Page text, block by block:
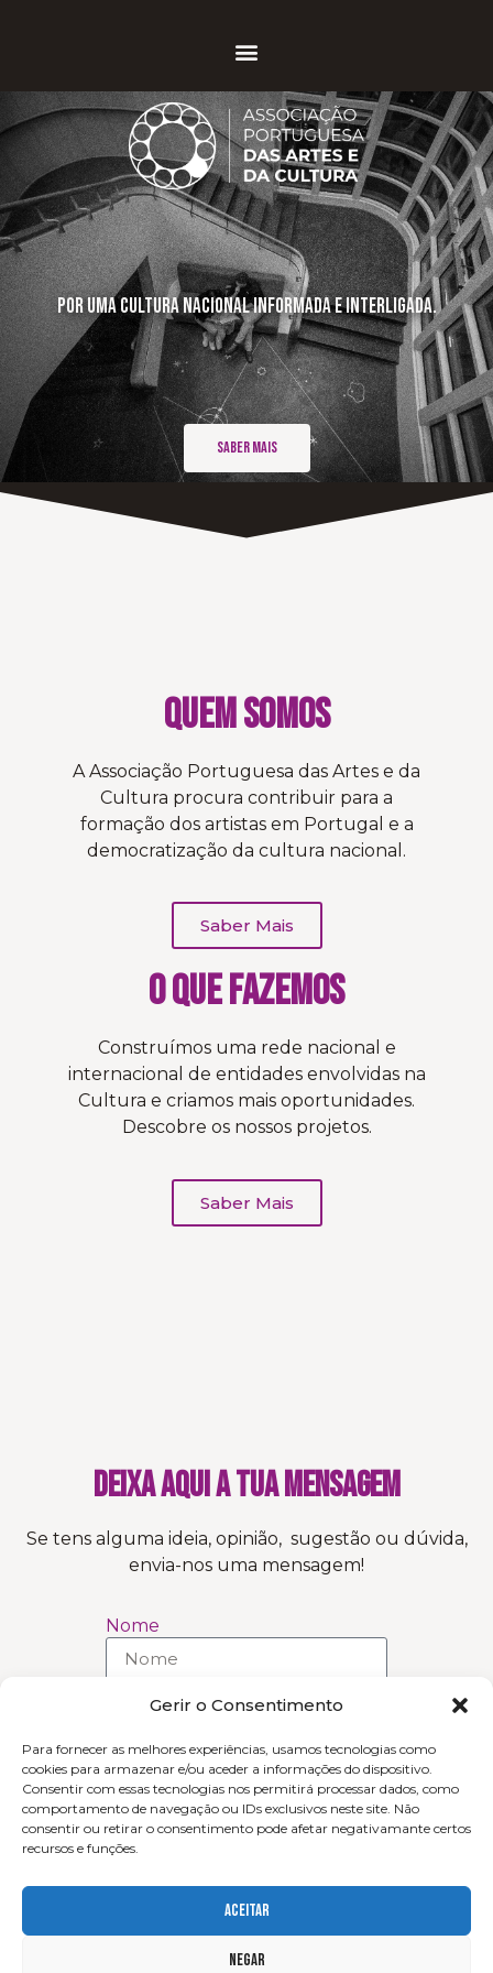
Gerir o Consentimento
Para fornecer as melhores experiências, usamos tecnologias como
cookies para armazenar e/ou aceder a informações do dispositivo.
Consentir com essas tecnologias nos permitirá processar dados, como
comportamento de navegação ou IDs exclusivos neste site. Não
consentir ou retirar o consentimento pode afetar negativamante certos
recursos e funções.
Aceitar
Negar
Por uma cultura nacional informada e interligada.
Saber Mais
Quem somos
A Associação Portuguesa das Artes e da
Cultura procura contribuir para a
formação dos artistas em Portugal e a
democratização da cultura nacional.
Saber Mais
O que Fazemos
Construímos uma rede nacional e
internacional de entidades envolvidas na
Cultura e criamos mais oportunidades.
Descobre os nossos projetos.
Saber Mais
Deixa aqui a tua MENSAGEM
Se tens alguma ideia, opinião, sugestão ou dúvida,
envia-nos uma mensagem!
Nome
Email
Mensagem